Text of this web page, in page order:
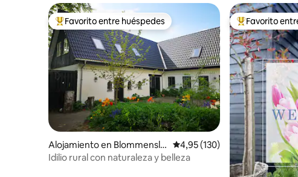
Favorito entre los huéspedes más destacados
Favorito entre huéspedes
Alojamiento en Blommensly
st
Calificación promedio: 4,95 de
4,95 (130)
Idilio rural con naturaleza y belleza
Favorito entre
Favorito